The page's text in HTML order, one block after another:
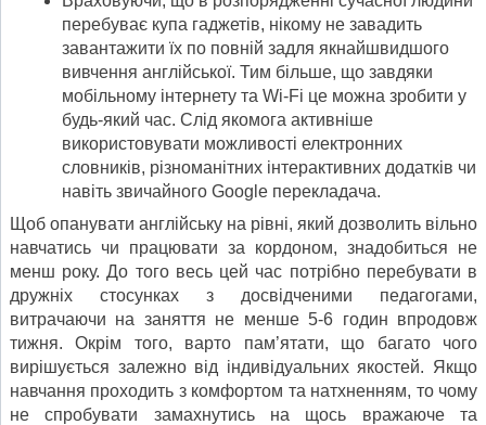
перебуває купа гаджетів, нікому не завадить
завантажити їх по повній задля якнайшвидшого
вивчення англійської. Тим більше, що завдяки
мобільному інтернету та Wi-Fi це можна зробити у
будь-який час. Слід якомога активніше
використовувати можливості електронних
словників, різноманітних інтерактивних додатків чи
навіть звичайного Google перекладача.
Щоб опанувати англійську на рівні, який дозволить вільно
навчатись чи працювати за кордоном, знадобиться не
менш року. До того весь цей час потрібно перебувати в
дружніх стосунках з досвідченими педагогами,
витрачаючи на заняття не менше 5-6 годин впродовж
тижня. Окрім того, варто пам’ятати, що багато чого
вирішується залежно від індивідуальних якостей. Якщо
навчання проходить з комфортом та натхненням, то чому
не спробувати замахнутись на щось вражаюче та